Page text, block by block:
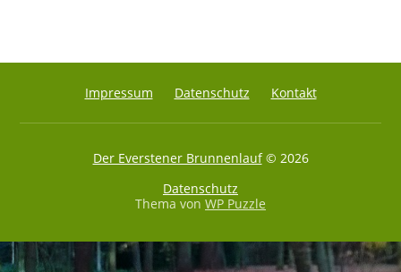
Impressum Datenschutz Kontakt
Der Everstener Brunnenlauf© 2026
Datenschutz
Thema von WP Puzzle